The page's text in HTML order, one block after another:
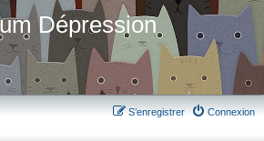
Dépression
Connexion
S’enregistrer